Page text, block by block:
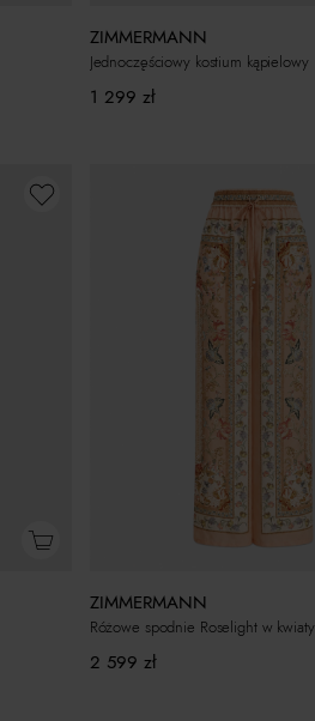
ZIMMERMANN
Jednoczęściowy kostium kąpielowy
1 299 zł
ZIMMERMANN
Różowe spodnie Roselight w kwiaty
2 599 zł